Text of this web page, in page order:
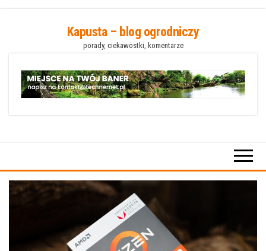
Kapusta – blog ogrodniczy
porady, ciekawostki, komentarze